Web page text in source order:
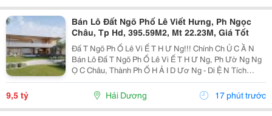
Bán Lô Đất Ngõ Phố Lê Viết Hưng, Ph Ngọc
Châu, Tp Hd, 395.59M2, Mt 22.23M, Giá Tốt
Đấ T Ngõ Ph Ố Lê Vi Ế T H Ư Ng!!! Chính Ch Ủ C Ầ N
Bán Lô Đấ T Ngõ Ph Ố Lê Vi Ế T H Ư Ng, Ph Ườ Ng Ng
Ọ C Châu, Thành Ph Ố H Ả I D Ươ Ng - Di Ệ N Tích
395.59M2, M Ặ T Ti Ề N 22.23M - H Ướ Ng Nam - V Ị Trí
Đẹ P, Cách 1 Nhà Là Ra M Ặ T Ph Ố -...
9,5 tỷ Hải Dương 17 phút trước